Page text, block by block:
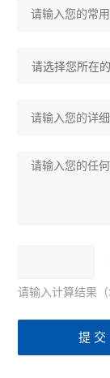
请输入计算结果